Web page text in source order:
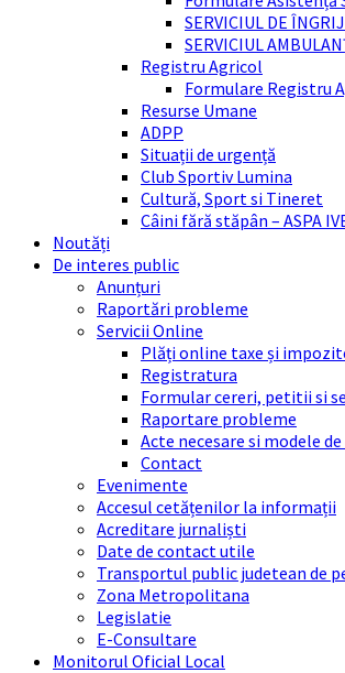
SERVICIUL DE
SERVICIUL
Registru Agricol
Formulare Registru
Resurse Umane
ADPP
Situații de urgență
Club Sportiv Lumina
Cultură, Sport si Tineret
Câini fără stăpân – ASPA
Noutăți
De interes public
Anunțuri
Raportări probleme
Servicii Online
Plăți online taxe și
Registratura
Formular cereri, petitii si
Raportare probleme
Acte necesare si modele
Contact
Evenimente
Accesul cetățenilor la informații
Acreditare jurnaliști
Date de contact utile
Transportul public judetean de
Zona Metropolitana
Legislatie
E-Consultare
Monitorul Oficial Local